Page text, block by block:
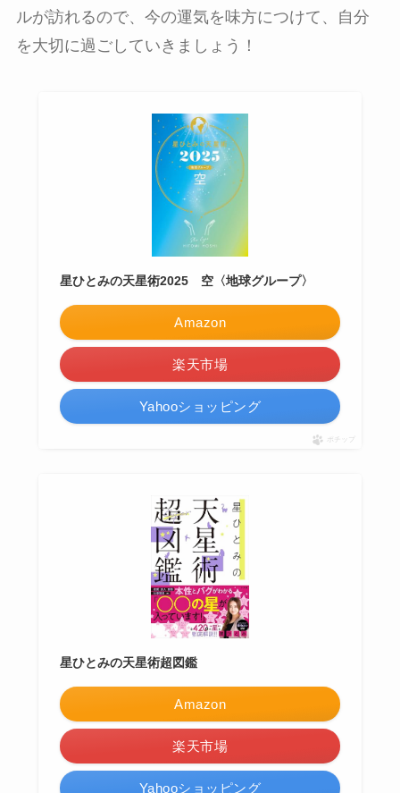
ルが訪れるので、今の運気を味方につけて、自分
を大切に過ごしていきましょう！
星ひとみの天星術2025 空〈地球グループ〉
Amazon
楽天市場
Yahooショッピング
ポチップ
星ひとみの天星術超図鑑
Amazon
楽天市場
Yahooショッピング